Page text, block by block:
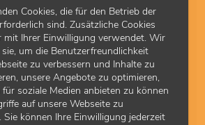
Cookies, die für den Betrieb der
sind. Zusätzliche Cookies
mit Ihrer Einwilligung verwendet. Wir
um die Benutzerfreundlichkeit
zu verbessern und Inhalte zu
unsere Angebote zu optimieren,
soziale Medien anbieten zu können
auf unsere Webseite zu
Sie können Ihre Einwilligung jederzeit
der KV Hessen hat in ihrer
eine Änderung der Anlagen zu § 3a
Kosten – gültig ab 01.01.2024 sowie
2010 bis 2023 beschlossen.
Amtliche Bekanntmachung